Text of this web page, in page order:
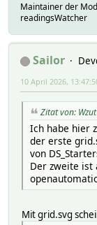
Maintainer der
readingsWatcher
Sailor
10 April 2026,
Zitat von:
Ich habe hier
der erste
von
Der zweite ist
Mit grid.svg